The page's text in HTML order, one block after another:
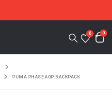
0 0
PUMA PHASE AOP BACKPACK